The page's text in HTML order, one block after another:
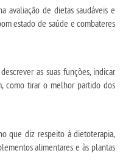
avaliação de dietas saudáveis e
estado de saúde e combateres
as suas funções, indicar
como tirar o melhor partido dos
que diz respeito à dietoterapia,
alimentares e às plantas